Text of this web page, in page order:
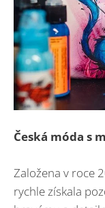
Česká móda s
Založena v roce
rychle získala